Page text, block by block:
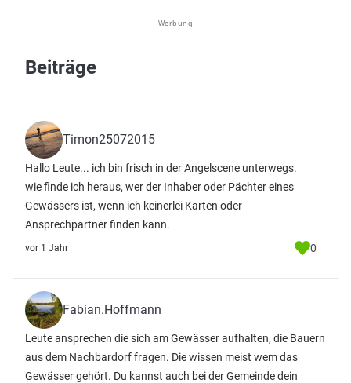
Werbung
Beiträge
Timon25072015
Hallo Leute... ich bin frisch in der Angelscene unterwegs.
wie finde ich heraus, wer der Inhaber oder Pächter eines
Gewässers ist, wenn ich keinerlei Karten oder
Ansprechpartner finden kann.
vor 1 Jahr 0
Fabian.Hoffmann
Leute ansprechen die sich am Gewässer aufhalten, die Bauern
aus dem Nachbardorf fragen. Die wissen meist wem das
Gewässer gehört. Du kannst auch bei der Gemeinde dein